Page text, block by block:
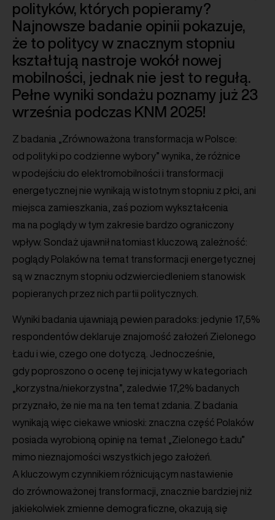
polityków, których popieramy?
Najnowsze badanie opinii pokazuje,
że to politycy w znacznym stopniu
kształtują nastroje wokół nowej
mobilności, jednak nie jest to regułą.
Pełne wyniki sondażu poznamy już 23
września podczas KNM 2025!
Z badania „Zrównoważona transformacja w Polsce:
od polityki po codzienne wybory” wynika, że różnice
w podejściu do elektromobilności i transformacji
energetycznej nie wynikają w istotnym stopniu z płci, ani
miejsca zamieszkania, zaś poziom wykształcenia
ma na poglądy w tym zakresie bardzo ograniczony
wpływ. Sondaż ujawnił natomiast kluczową zależność:
poglądy Polaków na temat transformacji energetycznej
są w znacznym stopniu odzwierciedleniem stanowisk
popieranych przez nich partii politycznych.
Wyniki badania ujawniają pewien paradoks: jedynie 17,5%
respondentów deklaruje znajomość założeń Zielonego
Ładu i wie, czego one dotyczą. Jednocześnie,
gdy poproszono o ocenę tej inicjatywy w kategoriach
„korzystna/niekorzystna”, zaledwie 17,2% badanych
przyznało, że nie ma na ten temat zdania. Z badania
wynikają więc ciekawe wnioski: znaczna część Polaków
posiada wyrobioną opinię na temat „Zielonego Ładu”
mimo nieznajomości wszystkich jego założeń.
A kluczowym czynnikiem różnicującym nastawienie
do zrównoważonej transformacji, znacznie bardziej niż
jakiekolwiek zmienne demograficzne, okazują się